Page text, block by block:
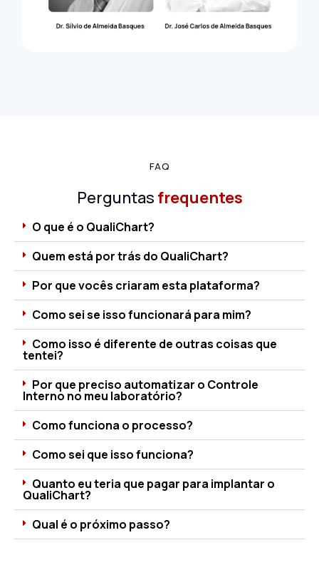
FAQ
Perguntas frequentes
O que é o QualiChart?
Quem está por trás do QualiChart?
Por que vocês criaram esta plataforma?
Como sei se isso funcionará para mim?
Como isso é diferente de outras coisas que
tentei?
Por que preciso automatizar o Controle
Interno no meu laboratório?
Como funciona o processo?
Como sei que isso funciona?
Quanto eu teria que pagar para implantar o
QualiChart?
Qual é o próximo passo?